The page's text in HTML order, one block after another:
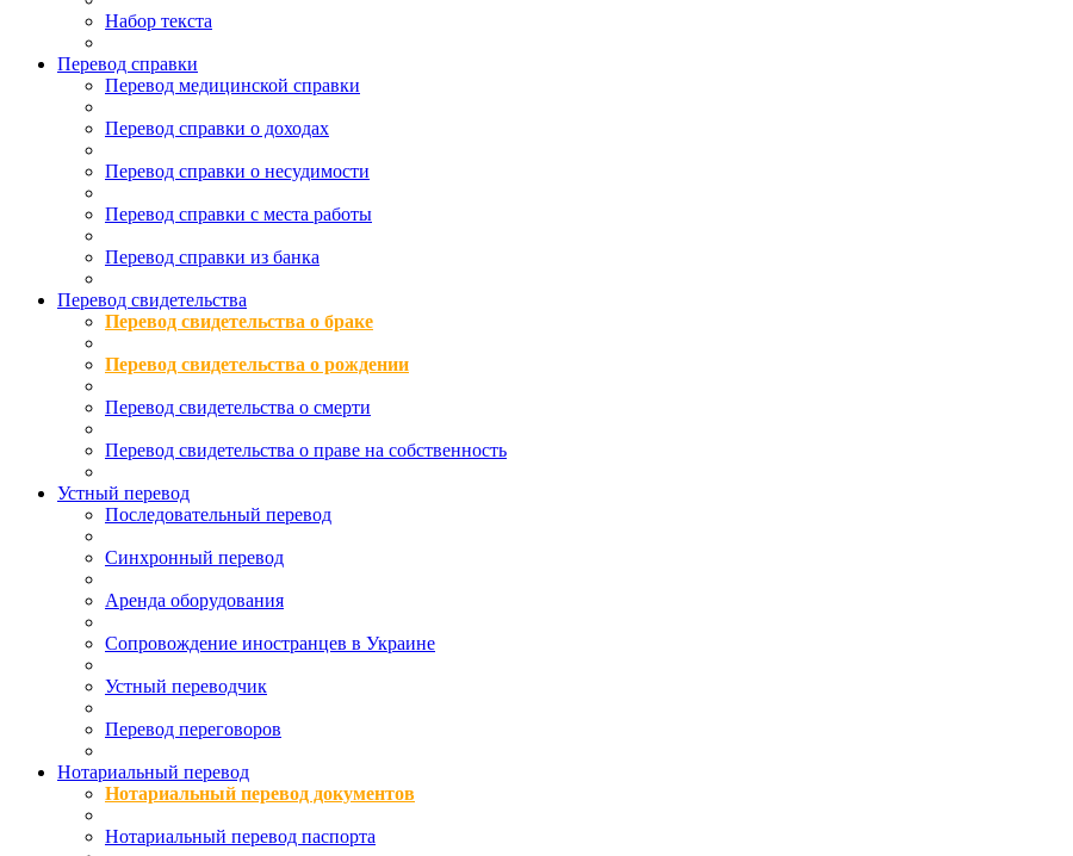
Набор текста
Перевод справки
Перевод медицинской справки
Перевод справки о доходах
Перевод справки о несудимости
Перевод справки с места работы
Перевод справки из банка
Перевод свидетельства
Перевод свидетельства о браке
Перевод свидетельства о рождении
Перевод свидетельства о смерти
Перевод свидетельства о праве на собственность
Устный перевод
Последовательный перевод
Синхронный перевод
Аренда оборудования
Сопровождение иностранцев в Украине
Устный переводчик
Перевод переговоров
Нотариальный перевод
Нотариальный перевод документов
Нотариальный перевод паспорта